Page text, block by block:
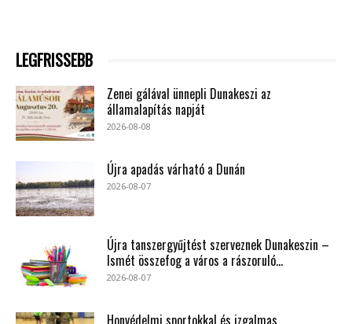
LEGFRISSEBB
Zenei gálával ünnepli Dunakeszi az
államalapítás napját
2026-08-08
Újra apadás várható a Dunán
2026-08-07
Újra tanszergyűjtést szerveznek Dunakeszin –
Ismét összefog a város a rászoruló...
2026-08-07